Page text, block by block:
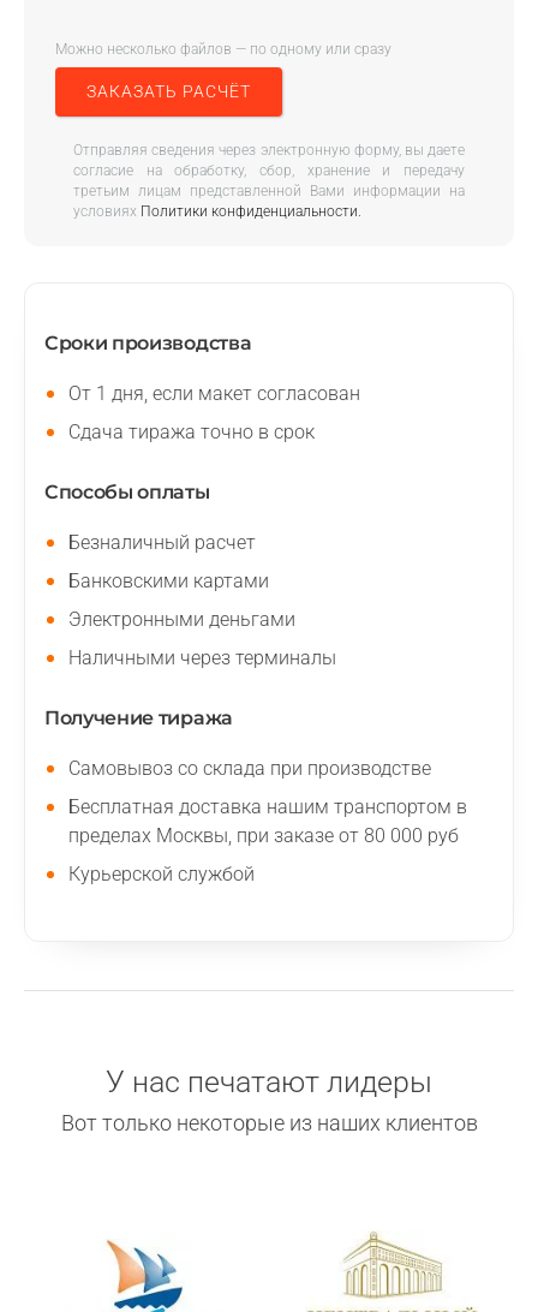
Можно несколько файлов — по одному или сразу
ЗАКАЗАТЬ РАСЧЁТ
Отправляя сведения через электронную форму, вы даете
согласие на обработку, сбор, хранение и передачу
третьим лицам представленной Вами информации на
условиях Политики конфиденциальности.
Сроки производства
От 1 дня, если макет согласован
Сдача тиража точно в срок
Способы оплаты
Безналичный расчет
Банковскими картами
Электронными деньгами
Наличными через терминалы
Получение тиража
Самовывоз со склада при производстве
Бесплатная доставка нашим транспортом в
пределах Москвы, при заказе от 80 000 руб
Курьерской службой
У нас печатают лидеры
Вот только некоторые из наших клиентов